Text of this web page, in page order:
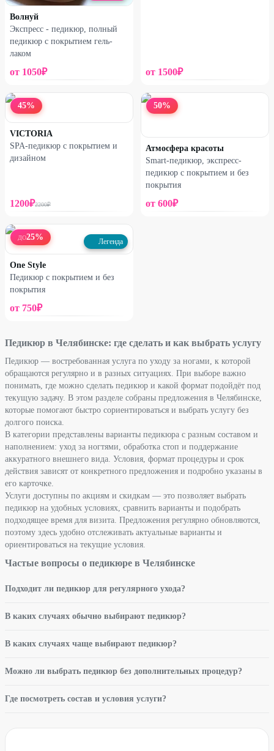
Волнуй
Экспресс - педикюр, полный
педикюр с покрытием гель-
лаком
от 1050₽ от 1500₽
45%
VICTORIA
SPA-педикюр с покрытием и
дизайном
1200₽2200₽
50%
Атмосфера красоты
Smart-педикюр, экспресс-
педикюр с покрытием и без
покрытия
от 600₽
ДО25% Легенда
One Style
Педикюр с покрытием и без
покрытия
от 750₽
Педикюр в Челябинске: где сделать и как выбрать услугу
Педикюр — востребованная услуга по уходу за ногами, к которой
обращаются регулярно и в разных ситуациях. При выборе важно
понимать, где можно сделать педикюр и какой формат подойдёт под
текущую задачу. В этом разделе собраны предложения в Челябинске,
которые помогают быстро сориентироваться и выбрать услугу без
долгого поиска.
В категории представлены варианты педикюра с разным составом и
наполнением: уход за ногтями, обработка стоп и поддержание
аккуратного внешнего вида. Условия, формат процедуры и срок
действия зависят от конкретного предложения и подробно указаны в
его карточке.
Услуги доступны по акциям и скидкам — это позволяет выбрать
педикюр на удобных условиях, сравнить варианты и подобрать
подходящее время для визита. Предложения регулярно обновляются,
поэтому здесь удобно отслеживать актуальные варианты и
ориентироваться на текущие условия.
Частые вопросы о педикюре в Челябинске
Подходит ли педикюр для регулярного ухода?
В каких случаях обычно выбирают педикюр?
В каких случаях чаще выбирают педикюр?
Можно ли выбрать педикюр без дополнительных процедур?
Где посмотреть состав и условия услуги?